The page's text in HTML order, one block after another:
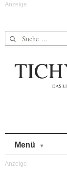
Suche nach:
Menü